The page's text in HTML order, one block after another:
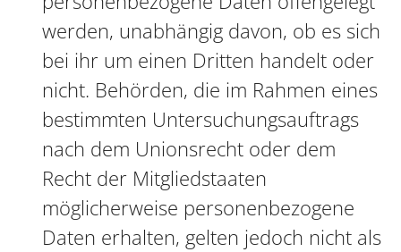
werden, unabhängig davon, ob es sich
bei ihr um einen Dritten handelt oder
nicht. Behörden, die im Rahmen eines
bestimmten Untersuchungsauftrags
nach dem Unionsrecht oder dem
Recht der Mitgliedstaaten
möglicherweise personenbezogene
Daten erhalten, gelten jedoch nicht als